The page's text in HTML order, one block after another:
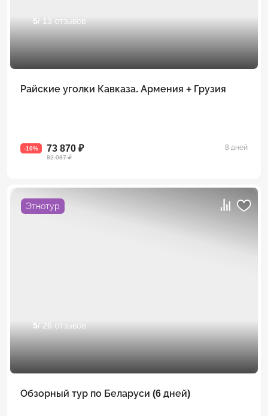
5/ 13 отзывов
Райские уголки Кавказа. Армения + Грузия
-10% 73 870 ₽
82 087 ₽
8 дней
Этнотур
5/ 26 отзывов
Обзорный тур по Беларуси (6 дней)